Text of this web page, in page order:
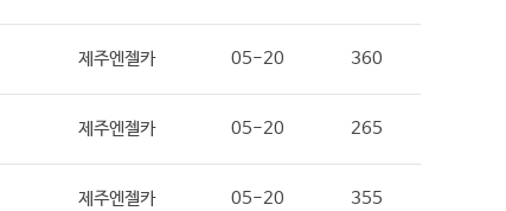
제주엔젤카 05-20 360
제주엔젤카 05-20 265
제주엔젤카 05-20 355